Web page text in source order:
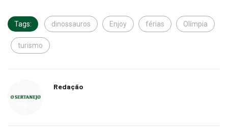
Tags: dinossauros Enjoy férias Olímpia
turismo
Redação